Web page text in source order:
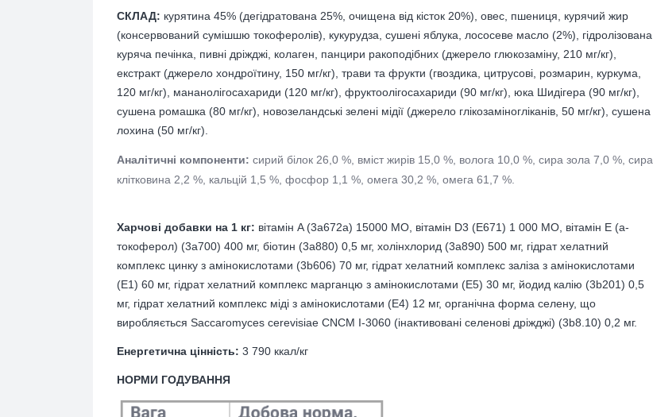
СКЛАД: курятина 45% (дегідратована 25%, очищена від кісток 20%), овес, пшениця, курячий жир
(консервований сумішшю токоферолів), кукурудза, сушені яблука, лососеве масло (2%), гідролізована
куряча печінка, пивні дріжджі, колаген, панцири ракоподібних (джерело глюкозаміну, 210 мг/кг),
екстракт (джерело хондроїтину, 150 мг/кг), трави та фрукти (гвоздика, цитрусові, розмарин, куркума,
120 мг/кг), мананолігосахариди (120 мг/кг), фруктоолігосахариди (90 мг/кг), юка Шидігера (90 мг/кг),
сушена ромашка (80 мг/кг), новозеландські зелені мідії (джерело глікозаміногліканів, 50 мг/кг), сушена
лохина (50 мг/кг).
Аналітичні компоненти: сирий білок 26,0 %, вміст жирів 15,0 %, волога 10,0 %, сира зола 7,0 %, сира
клітковина 2,2 %, кальцій 1,5 %, фосфор 1,1 %, омега 30,2 %, омега 61,7 %.
Харчові добавки на 1 кг: вітамін A (3a672a) 15000 МО, вітамін D3 (E671) 1 000 МО, вітамін E (a-
токоферол) (3a700) 400 мг, біотин (3a880) 0,5 мг, холінхлорид (3a890) 500 мг, гідрат хелатний
комплекс цинку з амінокислотами (3b606) 70 мг, гідрат хелатний комплекс заліза з амінокислотами
(Е1) 60 мг, гідрат хелатний комплекс марганцю з амінокислотами (Е5) 30 мг, йодид калію (3b201) 0,5
мг, гідрат хелатний комплекс міді з амінокислотами (Е4) 12 мг, органічна форма селену, що
виробляється Saccaromyces cerevisiae CNCM I-3060 (інактивовані селенові дріжджі) (3b8.10) 0,2 мг.
Енергетична цінність: 3 790 ккал/кг
НОРМИ ГОДУВАННЯ